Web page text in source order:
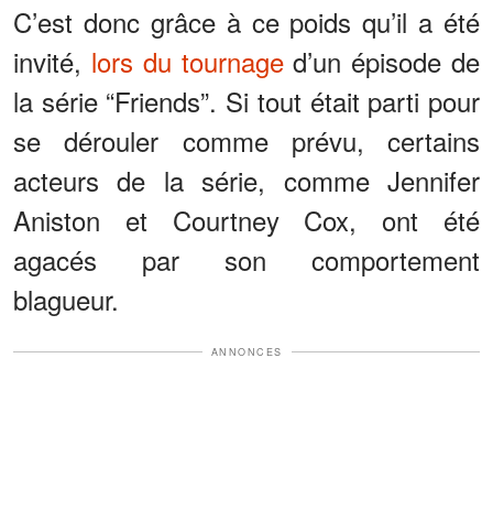
C’est donc grâce à ce poids qu’il a été
invité, lors du tournaged’un épisode de
la série “Friends”. Si tout était parti pour
se dérouler comme prévu, certains
acteurs de la série, comme Jennifer
Aniston et Courtney Cox, ont été
agacés par son comportement
blagueur.
ANNONCES